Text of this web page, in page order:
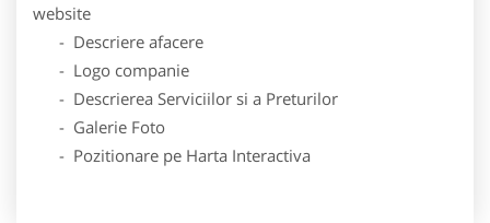
website
- Descriere afacere
- Logo companie
- Descrierea Serviciilor si a Preturilor
- Galerie Foto
- Pozitionare pe Harta Interactiva